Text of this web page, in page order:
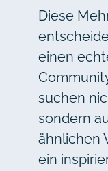
Diese
einen
suchen
sondern
ähnlichen
ein